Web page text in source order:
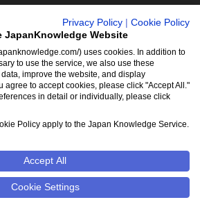
Inc. All rights reserved.
てのコンテンツの無断複写・転載を禁じ
Privacy Policy
Cookie Policy
JapanKnowledge Website
) uses cookies. In addition to
to use the service, we also use these
improve the website, and display
agree to accept cookies, please click "Accept All."
in detail or individually, please click
Policy apply to the Japan Knowledge Service.
Accept All
Cookie Settings